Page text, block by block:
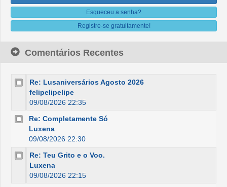
Esqueceu a senha?
Registre-se gratuitamente!
Comentários Recentes
Re: Lusaniversários Agosto 2026
felipelipelipe
09/08/2026 22:35
Re: Completamente Só
Luxena
09/08/2026 22:30
Re: Teu Grito e o Voo.
Luxena
09/08/2026 22:15